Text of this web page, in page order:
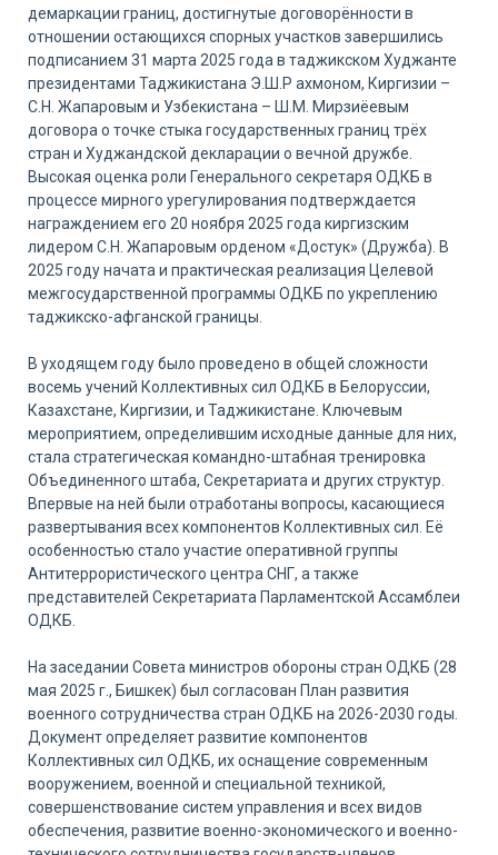
демаркации границ, достигнутые договорённости в
отношении остающихся спорных участков завершились
подписанием 31 марта 2025 года в таджикском Худжанте
президентами Таджикистана Э.Ш.Р ахмоном, Киргизии –
С.Н. Жапаровым и Узбекистана – Ш.М. Мирзиёевым
договора о точке стыка государственных границ трёх
стран и Худжандской декларации о вечной дружбе.
Высокая оценка роли Генерального секретаря ОДКБ в
процессе мирного урегулирования подтверждается
награждением его 20 ноября 2025 года киргизским
лидером С.Н. Жапаровым орденом «Достук» (Дружба). В
2025 году начата и практическая реализация Целевой
межгосударственной программы ОДКБ по укреплению
таджикско-афганской границы.
В уходящем году было проведено в общей сложности
восемь учений Коллективных сил ОДКБ в Белоруссии,
Казахстане, Киргизии, и Таджикистане. Ключевым
мероприятием, определившим исходные данные для них,
стала стратегическая командно-штабная тренировка
Объединенного штаба, Секретариата и других структур.
Впервые на ней были отработаны вопросы, касающиеся
развертывания всех компонентов Коллективных сил. Её
особенностью стало участие оперативной группы
Антитеррористического центра СНГ, а также
представителей Секретариата Парламентской Ассамблеи
ОДКБ.
На заседании Совета министров обороны стран ОДКБ (28
мая 2025 г., Бишкек) был согласован План развития
военного сотрудничества стран ОДКБ на 2026-2030 годы.
Документ определяет развитие компонентов
Коллективных сил ОДКБ, их оснащение современным
вооружением, военной и специальной техникой,
совершенствование систем управления и всех видов
обеспечения, развитие военно-экономического и военно-